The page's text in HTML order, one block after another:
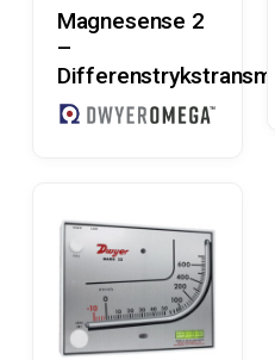
Magnesense 2
–